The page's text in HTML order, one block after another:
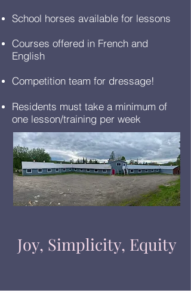
School horses available for lessons
Courses offered in French and
English
Competition team for dressage!
Residents must take a minimum of
one lesson/training per week
Joy, Simplicity, Equity